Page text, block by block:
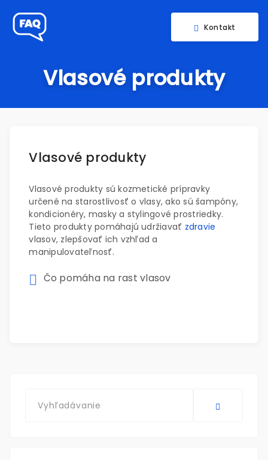
Kontakt
Vlasové produkty
Vlasové produkty
Vlasové produkty sú kozmetické prípravky
určené na starostlivosť o vlasy, ako sú šampóny,
kondicionéry, masky a stylingové prostriedky.
Tieto produkty pomáhajú udržiavať zdravie
vlasov, zlepšovať ich vzhľad a
manipulovateľnosť.
Čo pomáha na rast vlasov